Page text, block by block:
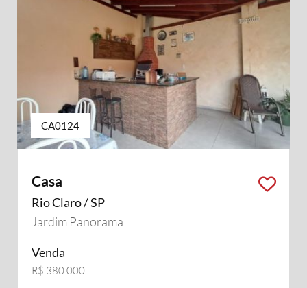
CA0124
Casa
Rio Claro / SP
Jardim Panorama
Venda
R$ 380.000